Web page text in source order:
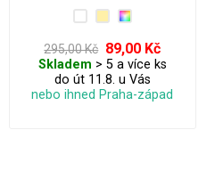
295,00 Kč 89,00 Kč
Skladem > 5 a více ks
do út 11.8. u Vás
nebo ihned Praha-západ